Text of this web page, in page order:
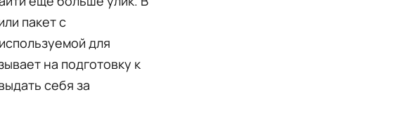
пакет с
для
на подготовку к
себя за